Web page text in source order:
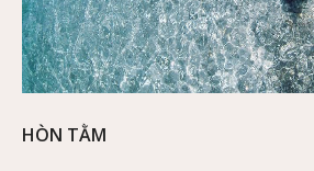
HÒN TẰM